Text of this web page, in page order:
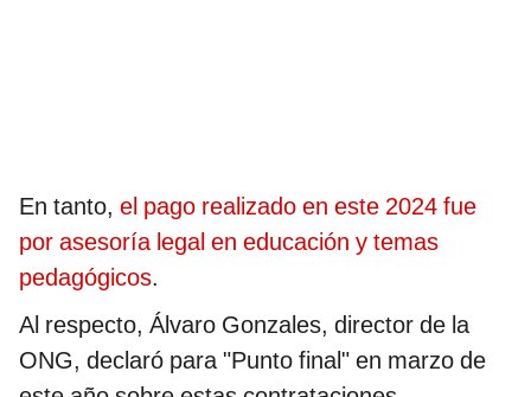
En tanto, el pago realizado en este 2024 fue
por asesoría legal en educación y temas
pedagógicos.
Al respecto, Álvaro Gonzales, director de la
ONG, declaró para "Punto final" en marzo de